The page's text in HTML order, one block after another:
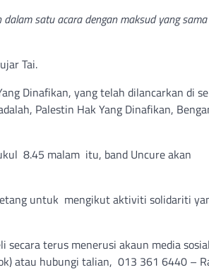
satu acara dengan maksud yang
Tai.
Dinafikan, yang telah dilancarkan di
Palestin Hak Yang Dinafikan,
8.45 malam itu, band Uncure akan
untuk mengikut aktiviti solidariti
secara terus menerusi akaun media
atau hubungi talian, 013 361 6440 –